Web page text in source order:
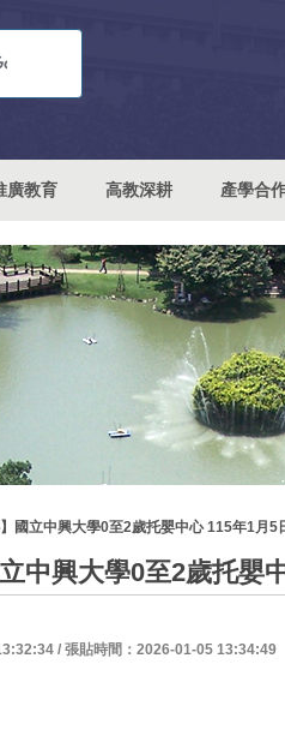
廣教育 高教深耕 產學合
】國立中興大學0至2歲托嬰中心 115年1月5
中興大學0至2歲托嬰
/ 張貼時間：2026-01-05 13:34:49